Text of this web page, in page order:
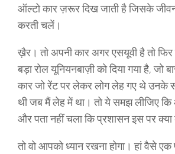
ऑल्टो कार ज़रूर दिख जाती है जिसके जीवन
करती चलें।
ख़ैर। तो अपनी कार अगर एसयूवी है तो
बड़ा रोल यूनियनबाज़ी को दिया गया है,
कार जो रेंट पर लेकर लोग लेह गए थे उनके
थी जब मैं लेह में था। तो ये समझ लीजिए कि
और पता नहीं चला कि प्रशासन इस पर
तो वो आपको ध्यान रखना होगा। हां वैसे